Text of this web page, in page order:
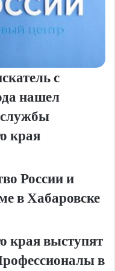
с
нашел
службы
края
России и
в Хабаровске
края выступят
в